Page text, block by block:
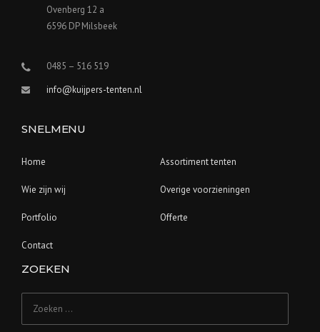
Ovenberg 12 a
6596 DP Milsbeek
0485 – 516 519
info@kuijpers-tenten.nl
SNELMENU
Home Assortiment tenten
Wie zijn wij Overige voorzieningen
Portfolio Offerte
Contact
ZOEKEN